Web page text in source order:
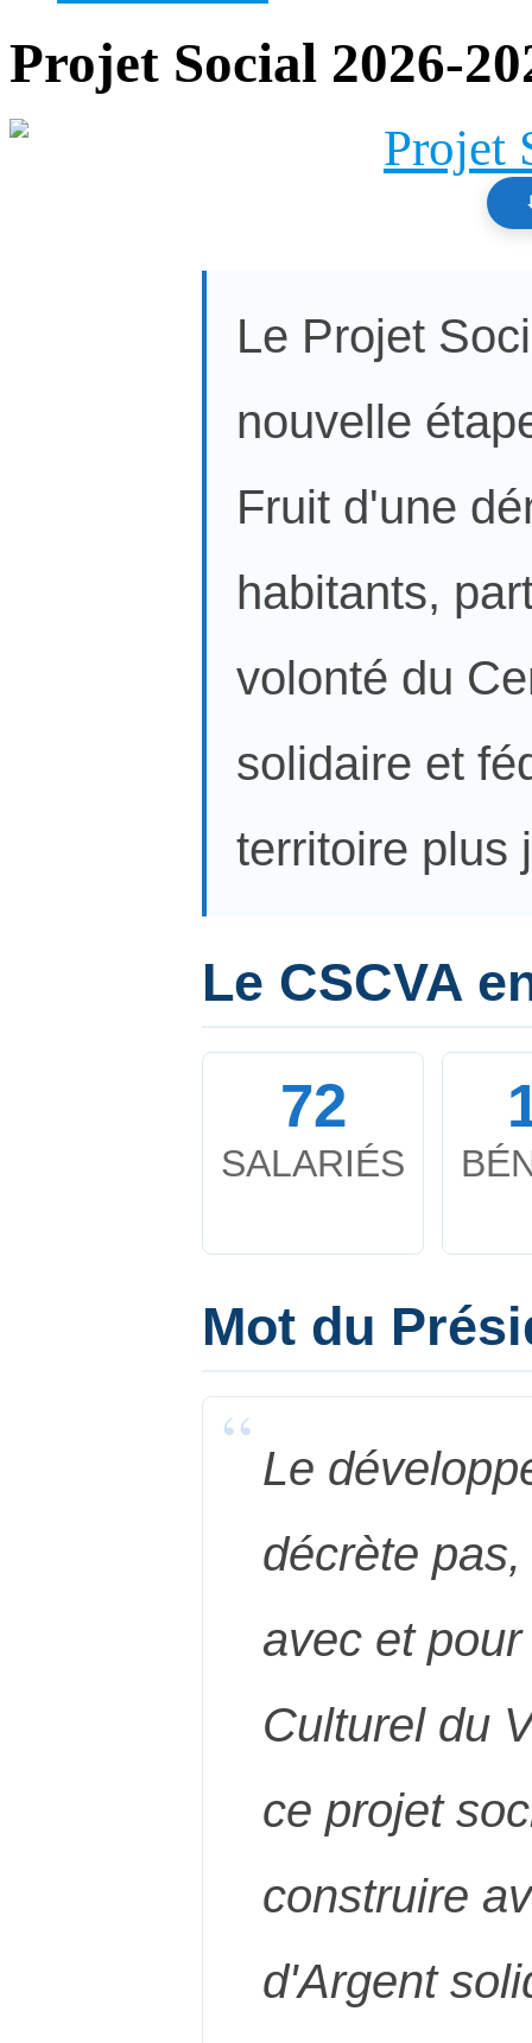
Projet Social 2026-
Le Projet
nouvelle
Fruit d'une
habitants,
volonté du
solidaire et
territoire plus
Le CSCVA
72
SALARIÉS
Mot du
“ Le
décrète
avec et
Culturel du
ce projet
construire
d'Argent